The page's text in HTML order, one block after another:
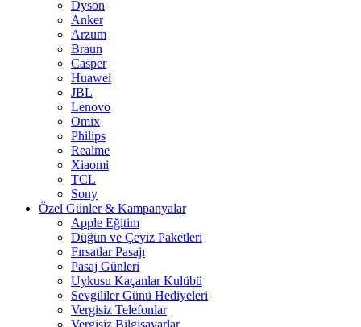
Dyson
Anker
Arzum
Braun
Casper
Huawei
JBL
Lenovo
Omix
Philips
Realme
Xiaomi
TCL
Sony
Özel Günler & Kampanyalar
Apple Eğitim
Düğün ve Çeyiz Paketleri
Fırsatlar Pasajı
Pasaj Günleri
Uykusu Kaçanlar Kulübü
Sevgililer Günü Hediyeleri
Vergisiz Telefonlar
Vergisiz Bilgisayarlar